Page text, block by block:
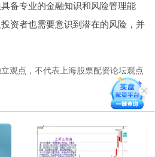
备专业的金融知识和风险管理能
资者也需要意识到潜在的风险，并
观点，不代表上海股票配资论坛观点